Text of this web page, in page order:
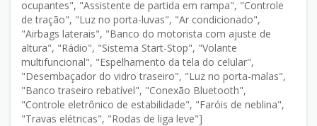
ocupantes", "Assistente de partida em rampa", "Controle
de tração", "Luz no porta-luvas", "Ar condicionado",
"Airbags laterais", "Banco do motorista com ajuste de
altura", "Rádio", "Sistema Start-Stop", "Volante
multifuncional", "Espelhamento da tela do celular",
"Desembaçador do vidro traseiro", "Luz no porta-malas",
"Banco traseiro rebatível", "Conexão Bluetooth",
"Controle eletrônico de estabilidade", "Faróis de neblina",
"Travas elétricas", "Rodas de liga leve"]